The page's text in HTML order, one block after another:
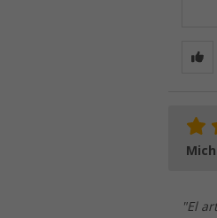
"El